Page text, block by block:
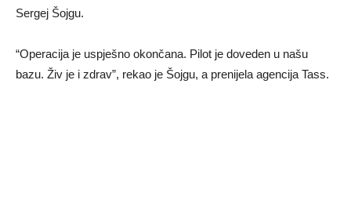
Sergej Šojgu.
“Operacija je uspješno okončana. Pilot je doveden u našu
bazu. Živ je i zdrav”, rekao je Šojgu, a prenijela agencija Tass.